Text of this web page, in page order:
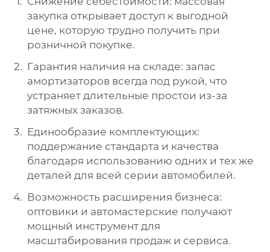
закупка открывает доступ к выгодной
цене, которую трудно получить при
розничной покупке.
Гарантия наличия на складе: запас
амортизаторов всегда под рукой, что
устраняет длительные простои из-за
затяжных заказов.
Единообразие комплектующих:
поддержание стандарта и качества
благодаря использованию одних и тех же
деталей для всей серии автомобилей.
Возможность расширения бизнеса:
оптовики и автомастерские получают
мощный инструмент для
масштабирования продаж и сервиса.